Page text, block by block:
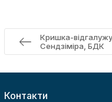
Кришка-
Сендзіміра, БДК
Контакти